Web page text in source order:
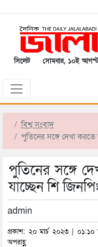
সিলেট সোমবার, ১০ই আগস্ট
বিশ্ব সংবাদ
পুতিনের সঙ্গে দেখা
পুতিনের সঙ্গে
যাচ্ছেন শি
admin
প্রকাশ: ২০ মার্চ ২০২৩ |
অপরাহ্ণ